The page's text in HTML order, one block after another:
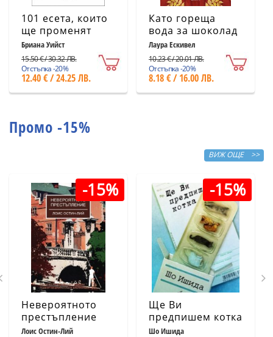
101 есета, които
ще променят
начина ви на
мислене
Бриана Уийст
15.50 € / 30.32 ЛВ.
Отстъпка -20%
12.40 € / 24.25 ЛВ.
Като гореща
вода за шоколад
(ново издание)
Лаура Ескивел
10.23 € / 20.01 ЛВ.
Отстъпка -20%
8.18 € / 16.00 ЛВ.
Промо -15%
ВИЖ ОЩЕ >>
-15%
Невероятното
престъпление
Лоис Остин-Лий
-15%
Ще Ви
предпишем котка
Шо Ишида